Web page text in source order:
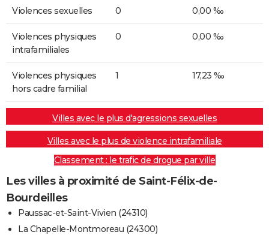
Violences sexuelles 0 0,00 ‰
Violences physiques
intrafamiliales
0 0,00 ‰
Violences physiques
hors cadre familial
1 17,23 ‰
Villes avec le plus d'agressions sexuelles
Villes avec le plus de violence intrafamiliale
Classement : le trafic de drogue par ville
Les villes à proximité de Saint-Félix-de-
Bourdeilles
Paussac-et-Saint-Vivien (24310)
La Chapelle-Montmoreau (24300)